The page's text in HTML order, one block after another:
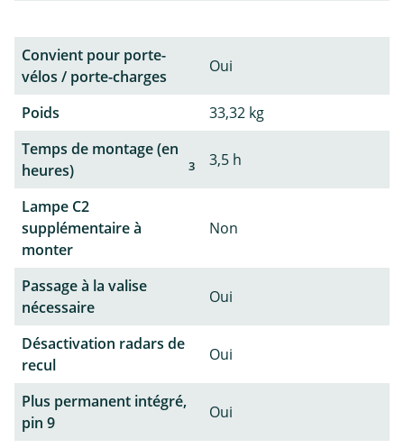
Convient pour porte-
vélos / porte-charges
Oui
Poids
33,32 kg
Temps de montage (en
heures)
3 3,5 h
Lampe C2
supplémentaire à
monter
Non
Passage à la valise
nécessaire
Oui
Désactivation radars de
recul
Oui
Plus permanent intégré,
pin 9
Oui